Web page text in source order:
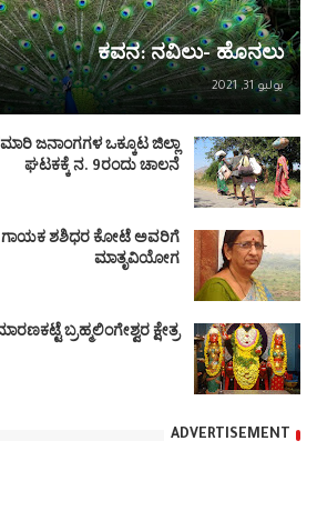
ಕವನ: ನವಿಲು- ಹೊನಲು
يوليو 31, 2021
ಜನಾಂಗಗಳ ಒಕ್ಕೂಟ ಜಿಲ್ಲಾ
ಘಟಕಕ್ಕೆ ನ. 9ರಂದು ಚಾಲನೆ
ಗಾಯಕ ಶಶಿಧರ ಕೋಟೆ ಅವರಿಗೆ
ಮಾತೃವಿಯೋಗ
ಬ್ರಹ್ಮಲಿಂಗೇಶ್ವರ ಕ್ಷೇತ್ರ
ADVERTISEMENT